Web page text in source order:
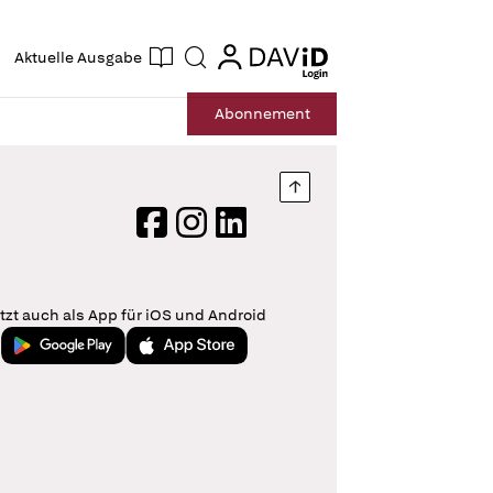
Aktuelle Ausgabe Suche login
login
Abonnement
Nach oben springen
FacebookInstagram
LinkedIn
auch als App für iOS und Android
Jetzt bei Google PlayLaden im App Store